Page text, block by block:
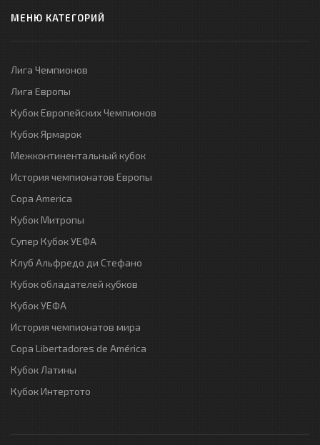
МЕНЮ КАТЕГОРИЙ
Лига Чемпионов
Лига Европы
Кубок Европейских Чемпионов
Кубок Ярмарок
Межконтинентальный кубок
История чемпионатов Европы
Copa America
Кубок Митропы
Супер Кубок УЕФА
Клуб Альфредо ди Стефано
Кубок обладателей кубков
Кубок УЕФА
История чемпионатов мира
Copa Libertadores de América
Кубок Латины
Кубок Интертото